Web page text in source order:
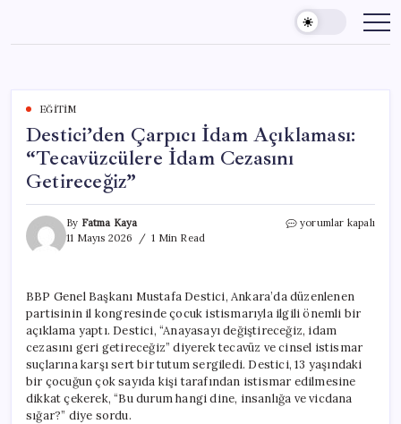
content
EĞITIM
Destici’den Çarpıcı İdam Açıklaması:
“Tecavüzcülere İdam Cezasını
Getireceğiz”
By Fatma Kaya
11 Mayıs 2026
1 Min Read
Destici’den
İdam
Cezasını
Getireceğiz”
için
yorumlar kapalı
BBP Genel Başkanı Mustafa Destici, Ankara’da düzenlenen
partisinin il kongresinde çocuk istismarıyla ilgili önemli bir
açıklama yaptı. Destici, “Anayasayı değiştireceğiz, idam
cezasını geri getireceğiz” diyerek tecavüz ve cinsel istismar
suçlarına karşı sert bir tutum sergiledi. Destici, 13 yaşındaki
bir çocuğun çok sayıda kişi tarafından istismar edilmesine
dikkat çekerek, “Bu durum hangi dine, insanlığa ve vicdana
sığar?” diye sordu.